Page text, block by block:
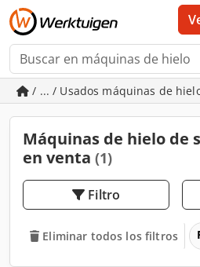
/ ... / Usados máquinas de
Máquinas de hielo de
en venta (1)
Filtro
Eliminar todos los filtros